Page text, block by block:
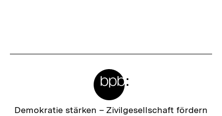
n
Zur
Demokratie stärken – Zivilgesellschaft fördern